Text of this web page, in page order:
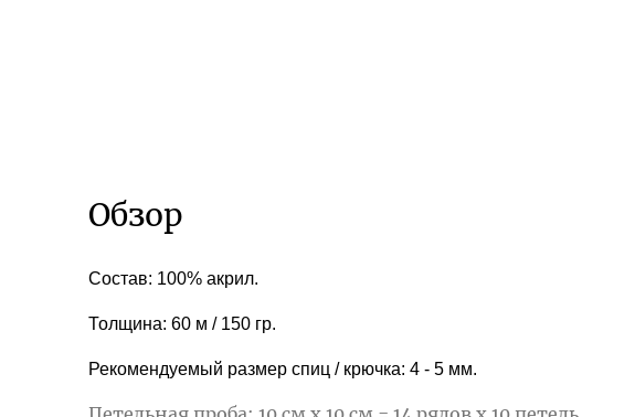
Обзор
Состав: 100% акрил.
Толщина: 60 м / 150 гр.
Рекомендуемый размер спиц / крючка: 4 - 5 мм.